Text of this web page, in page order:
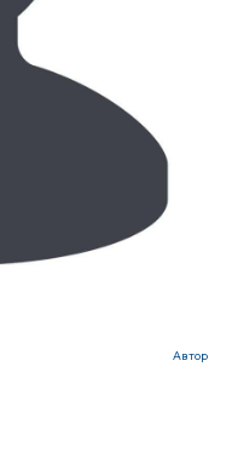
Автор